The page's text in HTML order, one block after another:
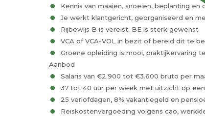
Kennis van maaien, snoeien, beplanting en
Je werkt klantgericht, georganiseerd en
Rijbewijs B is vereist; BE is sterk gewenst
VCA of VCA-VOL in bezit of bereid dit te
Groene opleiding is mooi, praktijkervaring
Aanbod
Salaris van €2.900 tot €3.600 bruto per
37 tot 40 uur per week met uitzicht op
25 verlofdagen, 8% vakantiegeld en
Reiskostenvergoeding volgens cao,